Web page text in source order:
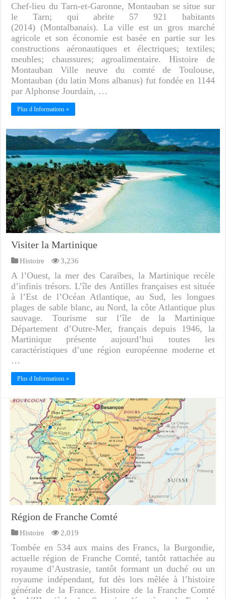
Chef-lieu du Tarn-et-Garonne, Montauban se situe sur
le Tarn; qui abrite 57 921 habitants
(2014) (Montalbanais). La ville est un gros marché
agricole et son économie est basée en partie sur les
constructions aéronautiques et électriques; textiles;
meubles; chaussures; agroalimentaire. Histoire de
Montauban Ville neuve du comté de Toulouse,
Montauban (du latin Mons albanus) fut fondée en 1144
par Alphonse Jourdain, …
Plus d Informations »
Visiter la Martinique
Histoire 3,236
A l’Ouest, la mer des Caraïbes, la Martinique recèle
d’infinis trésors. L’île des Antilles françaises est située
à l’Est de l’Océan Atlantique, au Sud, les longues
plages de sable blanc, au Nord, la côte Atlantique plus
sauvage. Tourisme sur l’île de la Martinique
Département d’Outre-Mer, français depuis 1946, la
Martinique présente aujourd’hui toutes les
caractéristiques d’une région européenne moderne et
…
Plus d Informations »
Région de Franche Comté
Histoire 2,019
Tombée en 534 aux mains des Francs, la Burgondie,
actuelle région de Franche Comté, tantôt rattachée au
royaume d’Austrasie, tantôt formant un duché ou un
royaume indépendant, fut dès lors mêlée à l’histoire
générale de la France. Histoire de la Franche Comté